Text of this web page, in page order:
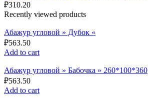
₽310.20
Recently viewed products
Абажур угловой » Дубок «
₽563.50
Add to cart
Абажур угловой » Бабочка » 260*100*360
₽563.50
Add to cart